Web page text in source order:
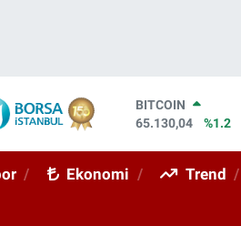
DOLAR
47,7106
%0.17
STERLİN
Ekonomi Trend